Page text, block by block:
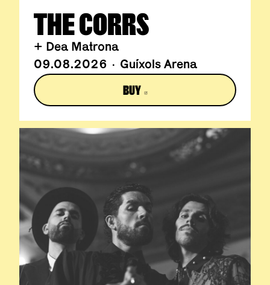
THE CORRS
+ Dea Matrona
09.08.2026 · Guíxols Arena
BUY ABRE EN NUEVA VENTANA